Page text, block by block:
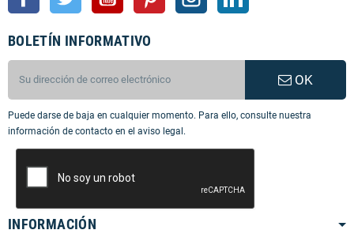
BOLETÍN INFORMATIVO
OK
Puede darse de baja en cualquier momento. Para ello, consulte nuestra
información de contacto en el aviso legal.
INFORMACIÓN